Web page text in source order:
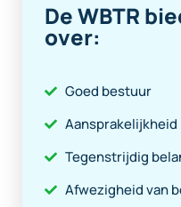
De WBTR
over:
Goed bestuur
Aansprakelijkheid
Tegenstrijdig
Afwezigheid van